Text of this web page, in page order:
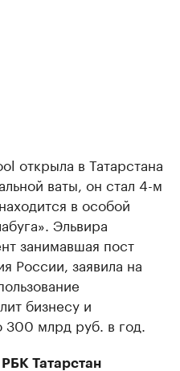
открыла в Татарстана
ваты, он стал 4-м
в особой
Эльвира
занимавшая пост
России, заявила на
бизнесу и
млрд руб. в год.
РБК Татарстан